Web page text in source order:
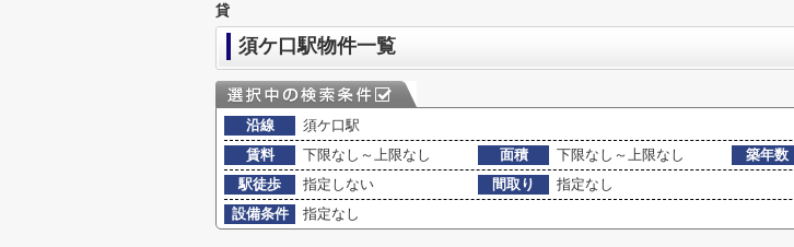
貸
須ケ口駅物件一覧
沿線
須ケ口駅
賃料
下限なし～上限なし 面積 下限なし～上限なし 築年数
駅徒歩
指定しない 間取り
指定なし
設備条件
指定なし